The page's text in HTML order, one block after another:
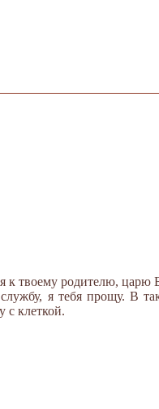
к твоему родителю, царю
я тебя прощу. В
с клеткой.